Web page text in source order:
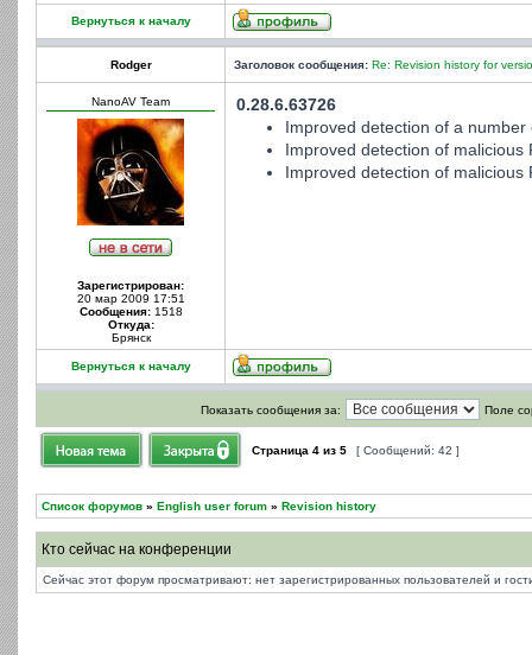
Вернуться к началу
Rodger Заголовок сообщения: Re: Revision history for
NanoAV Team
Зарегистрирован:
20 мар 2009 17:51
Сообщения:1518
Откуда:
Брянск
0.28.6.63726
Improved detection of a number
Improved detection of malicious
Improved detection of malicious
Вернуться к началу
Показать сообщения за: Поле
Страница 4 из 5 [ Сообщений: 42 ]
Список форумов » English user forum » Revision history
Кто сейчас на конференции
Сейчас этот форум просматривают: нет зарегистрированных пользователей и